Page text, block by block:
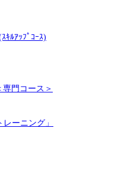
ﾙｱｯﾌﾟｺｰｽ)
門コース＞
ーニング」